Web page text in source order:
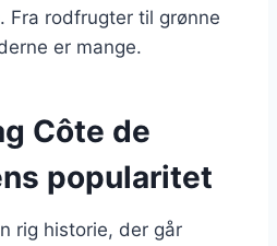
Fra rodfrugter til grønne
er mange.
Côte de
popularitet
rig historie, der går